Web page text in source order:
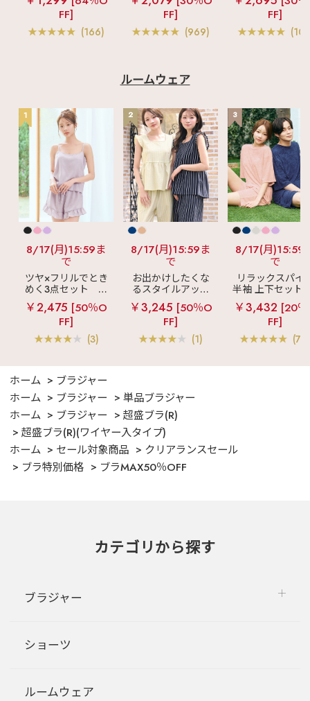
ブラトップ (ワイヤ
ー入り)
FF]
(166)
盛ブラ(R) シームレ
ス 単品ブラジャー
FF]
(969)
ス ブラトップ 超
ブラ(R) 単品ブ
ャー
FF]
ルームウェア
1
8/17(月)15:59ま
で
ツヤ×フリルでとき
めく3点セット
シ
ルキー ショートパ
ンツ 3点セット
￥2,475 [50％O
FF]
(3)
2
8/17(月)15:59ま
で
お出かけしたくな
るスタイルアップ
見え
ストライプ
フリル ロングパン
ツ 綿混 上下セット
￥3,245 [50％O
FF]
(1)
3
8/17(月)15:59
で
リラックスパイ
半袖 上下セット
女兼用サイズ)
￥3,432 [20
FF]
ホーム
ブラジャー
ホーム
ブラジャー
単品ブラジャー
ホーム
ブラジャー
超盛ブラ(R)
超盛ブラ(R)(ワイヤー入タイプ)
ホーム
セール対象商品
クリアランスセール
ブラ特別価格
ブラMAX50％OFF
カテゴリから探す
ブラジャー
ショーツ
ルームウェア